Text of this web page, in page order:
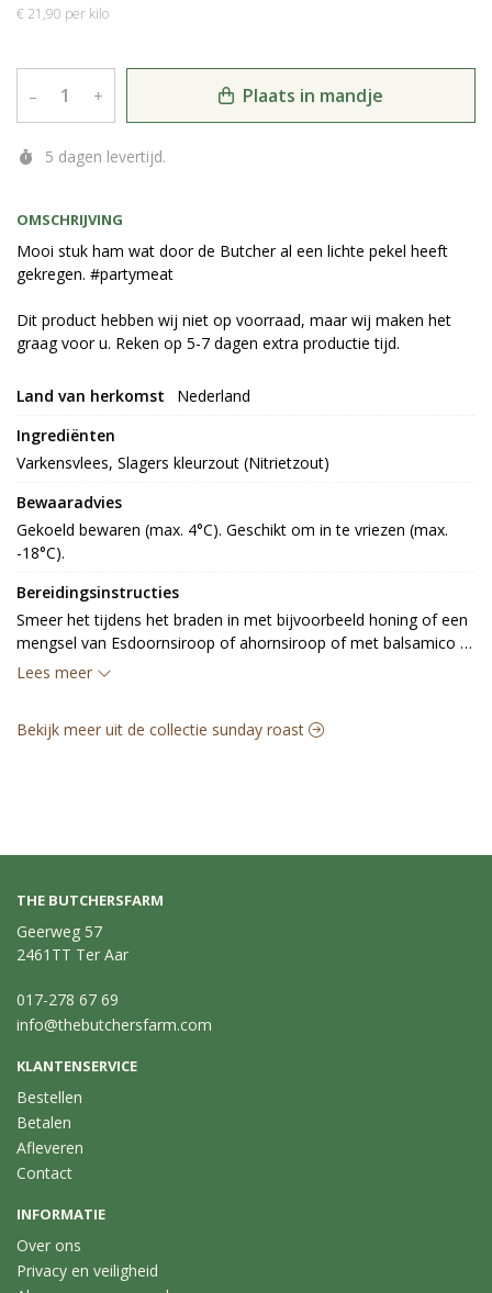
OMSCHRIJVING
Mooi stuk ham wat door de Butcher al een lichte pekel heeft
gekregen. #partymeat
Dit product hebben wij niet op voorraad, maar wij maken het
graag voor u. Reken op 5-7 dagen extra productie tijd.
€ 21,90 per kilo
– + Plaats in mandje
5 dagen levertijd.
Land van herkomst
Nederland
Ingrediënten
Varkensvlees, Slagers kleurzout (Nitrietzout)
Bewaaradvies
Gekoeld bewaren (max. 4°C). Geschikt om in te vriezen (max.
-18°C).
Bereidingsinstructies
Smeer het tijdens het braden in met bijvoorbeeld honing of een
mengsel van Esdoornsiroop of ahornsiroop of met balsamico
azijn. Gaar het vlees met een kern temp van 63 graden.
Lees meer
Bekijk meer uit de collectie sunday roast
THE BUTCHERSFARM
Geerweg 57
2461TT Ter Aar
017-278 67 69
info@thebutchersfarm.com
KLANTENSERVICE
Bestellen
Betalen
Afleveren
Contact
INFORMATIE
Over ons
Privacy en veiligheid